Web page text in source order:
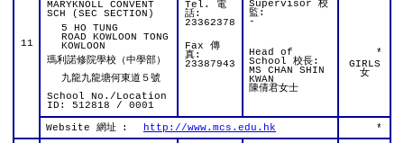
11
MARYKNOLL CONVENT
SCH (SEC SECTION)
5 HO TUNG
ROAD KOWLOON TONG
KOWLOON
瑪利諾修院學校（中學部）
九龍九龍塘何東道５號
School No./Location
ID: 512818 / 0001
Tel. 電
話:
23362378
Fax 傳
真:
23387943
Supervisor 校
監:
-
Head of
School 校長:
MS CHAN SHIN
KWAN
陳倩君女士
*
GIRLS
女
Website 網址 : http://www.mcs.edu.hk *